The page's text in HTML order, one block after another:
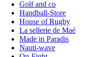
Golf and co
Handball-Store
House of Rugby
La sellerie de Maé
Made in Paradis
Nauti-wave